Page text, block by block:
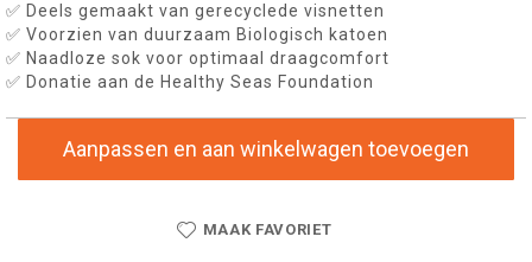
✅ Deels gemaakt van gerecyclede visnetten
✅ Voorzien van duurzaam Biologisch katoen
✅ Naadloze sok voor optimaal draagcomfort
✅ Donatie aan de Healthy Seas Foundation
Aanpassen en aan winkelwagen toevoegen
MAAK FAVORIET